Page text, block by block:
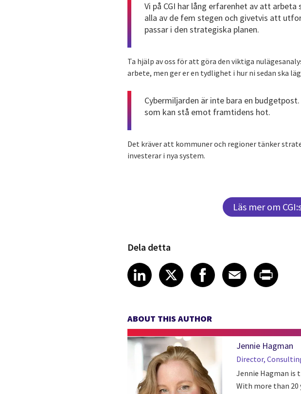
Vi på CGI har lång erfarenhet av att
alla av de fem stegen och givetvis att
passar i den strategiska planen.
Ta hjälp av oss för att göra den viktiga
arbete, men ger er en tydlighet i hur ni sedan ska
Cybermiljarden är inte bara en
som kan stå emot framtidens hot.
Det kräver att kommuner och regioner tänker
investerar i nya system.
Läs mer om
Dela detta
Share article on LinkedIn
LinkedIn
Share article on X
XShare article on
Facebook
ShareEmail
Share
ABOUT THIS AUTHOR
Jennie Hagman
Director,
Jennie Hagman is
With more than 20